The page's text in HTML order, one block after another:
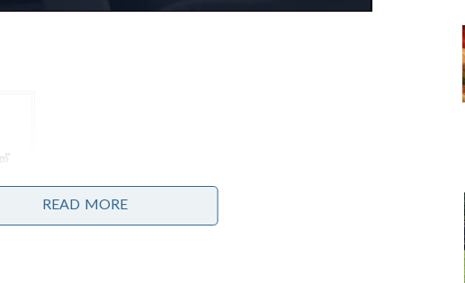
നെതർലൻഡ്‌സിൽ ‘ലൈഡൻ പ്ലേറ്റ്സ്’ എന്നും
ഇന്ത്യയിൽ ‘ആനൈമംഗലം ചെമ്പേടുകൾ’
READ MORE